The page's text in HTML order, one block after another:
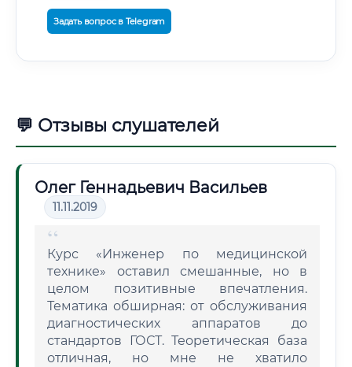
Задать вопрос в Telegram
💬 Отзывы слушателей
Олег Геннадьевич Васильев
11.11.2019
Курс «Инженер по медицинской
технике» оставил смешанные, но в
целом позитивные впечатления.
Тематика обширная: от обслуживания
диагностических аппаратов до
стандартов ГОСТ. Теоретическая база
отличная, но мне не хватило